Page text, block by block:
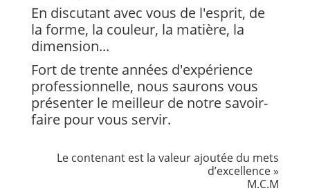
En discutant avec vous de l'esprit, de
la forme, la couleur, la matière, la
dimension...
Fort de trente années d'expérience
professionnelle, nous saurons vous
présenter le meilleur de notre savoir-
faire pour vous servir.
Le contenant est la valeur ajoutée du mets
d’excellence »
M.C.M